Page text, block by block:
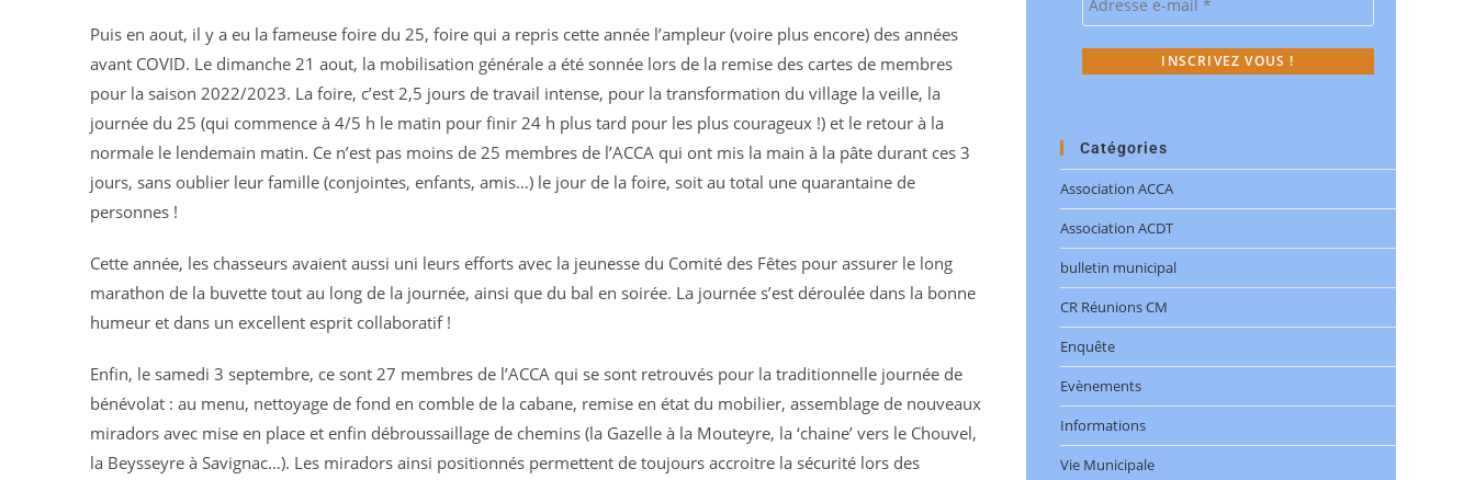
Puis en aout, il y a eu la fameuse foire du 25, foire qui a repris cette année l’ampleur (voire plus encore) des années
avant COVID. Le dimanche 21 aout, la mobilisation générale a été sonnée lors de la remise des cartes de membres
pour la saison 2022/2023. La foire, c’est 2,5 jours de travail intense, pour la transformation du village la veille, la
journée du 25 (qui commence à 4/5 h le matin pour finir 24 h plus tard pour les plus courageux !) et le retour à la
normale le lendemain matin. Ce n’est pas moins de 25 membres de l’ACCA qui ont mis la main à la pâte durant ces 3
jours, sans oublier leur famille (conjointes, enfants, amis…) le jour de la foire, soit au total une quarantaine de
personnes !
Cette année, les chasseurs avaient aussi uni leurs efforts avec la jeunesse du Comité des Fêtes pour assurer le long
marathon de la buvette tout au long de la journée, ainsi que du bal en soirée. La journée s’est déroulée dans la bonne
humeur et dans un excellent esprit collaboratif !
Enfin, le samedi 3 septembre, ce sont 27 membres de l’ACCA qui se sont retrouvés pour la traditionnelle journée de
bénévolat : au menu, nettoyage de fond en comble de la cabane, remise en état du mobilier, assemblage de nouveaux
miradors avec mise en place et enfin débroussaillage de chemins (la Gazelle à la Mouteyre, la ‘chaine’ vers le Chouvel,
la Beysseyre à Savignac…). Les miradors ainsi positionnés permettent de toujours accroitre la sécurité lors des
Catégories
Association ACCA
Association ACDT
bulletin municipal
CR Réunions CM
Enquête
Evènements
Informations
Vie Municipale